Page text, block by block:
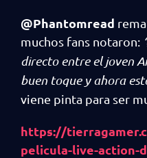
@Phantomread
muchos fans notaron:
directo entre el joven
buen toque y ahora
viene pinta para ser
https://
pelicula-live-action-